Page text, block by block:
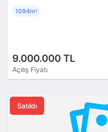
9.000.000 TL
Açılış Fiyatı
1094m²
Satıldı